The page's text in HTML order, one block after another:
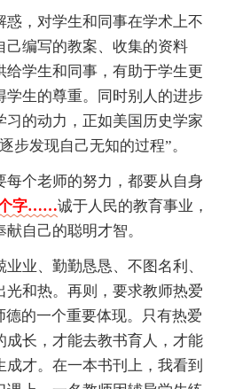
惑，对学生和同事在学术上不
己编写的教案、收集的资料
学生和同事，有助于学生更
学生的尊重。同时别人的进步
习的动力，正如美国历史学家
步发现自己无知的过程”。
每个老师的努力，都要从自身
字……诚于人民的教育事业，
自己的聪明才智。
业、勤勤恳恳、不图名利、
光和热。再则，要求教师热爱
德的一个重要体现。只有热爱
成长，才能去教书育人，才能
才。在一本书刊上，我看到